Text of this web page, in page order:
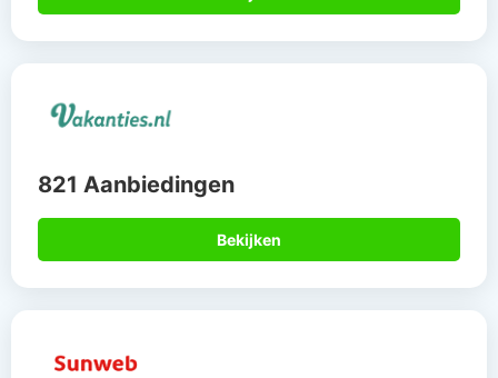
821 Aanbiedingen
Bekijken